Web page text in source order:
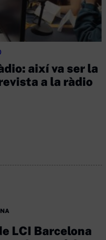
així va ser la
a la ràdio
LCI Barcelona